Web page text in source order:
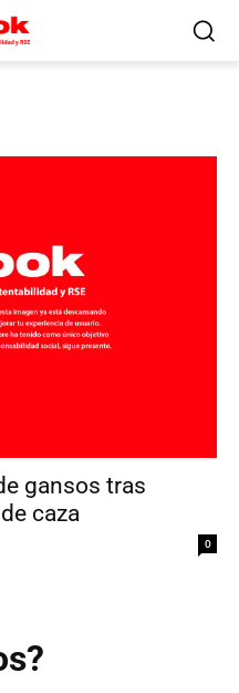
gansos tras
caza
0